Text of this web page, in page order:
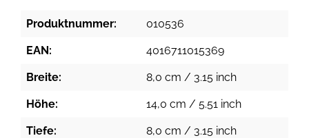
Produktnummer: 010536
EAN: 4016711015369
Breite: 8,0 cm / 3.15 inch
Höhe: 14,0 cm / 5.51 inch
Tiefe: 8,0 cm / 3.15 inch